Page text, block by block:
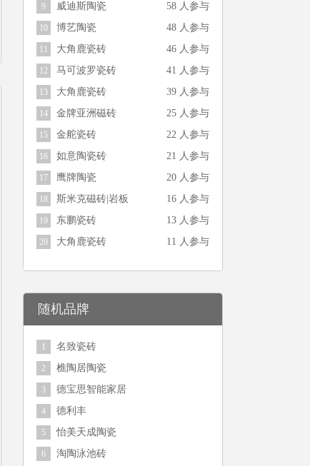
9 威迪斯陶瓷 58 人参与
10 博艺陶瓷 48 人参与
11 大角鹿瓷砖 46 人参与
12 马可波罗瓷砖 41 人参与
13 大角鹿瓷砖 39 人参与
14 金牌亚洲磁砖 25 人参与
15 金舵瓷砖 22 人参与
16 如意陶瓷砖 21 人参与
17 鹰牌陶瓷 20 人参与
18 斯米克磁砖|岩板 16 人参与
19 东鹏瓷砖 13 人参与
20 大角鹿瓷砖 11 人参与
随机品牌
1 名致瓷砖
2 樵陶居陶瓷
3 德宝思智能家居
4 德利丰
5 怡美天成陶瓷
6 淘陶泳池砖